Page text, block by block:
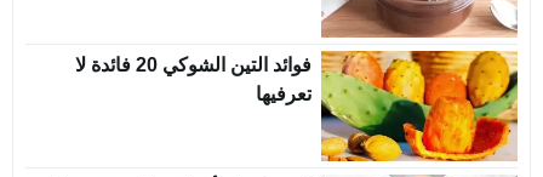
فوائد التين الشوكي 20 فائدة لا
تعرفيها